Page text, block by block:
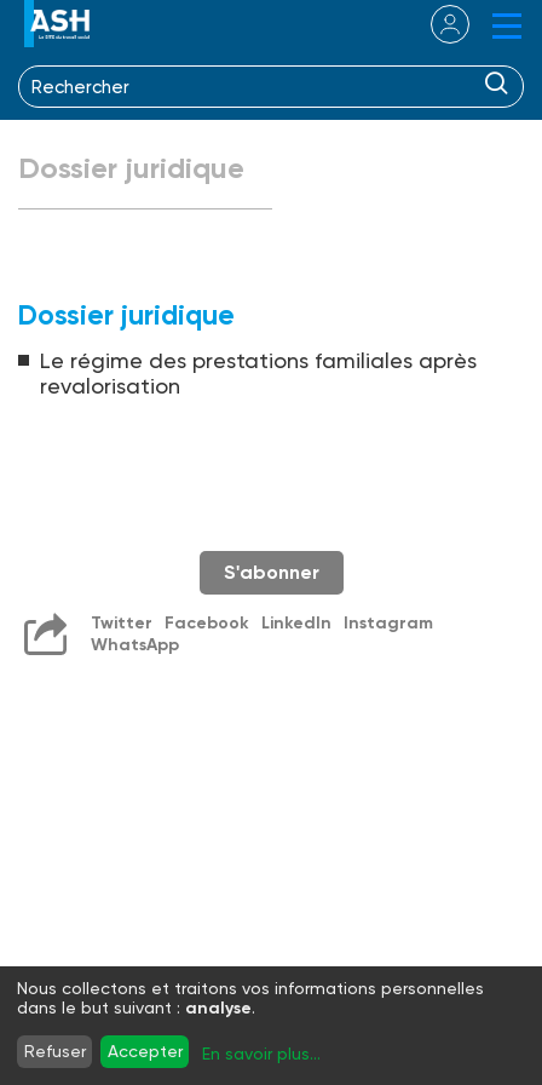
Dossier juridique
Dossier juridique
Le régime des prestations familiales après
revalorisation
S'abonner
Twitter Facebook LinkedIn
Instagram
WhatsApp
Nous collectons et traitons vos informations personnelles
dans le but suivant : analyse.
Refuser Accepter En savoir plus...